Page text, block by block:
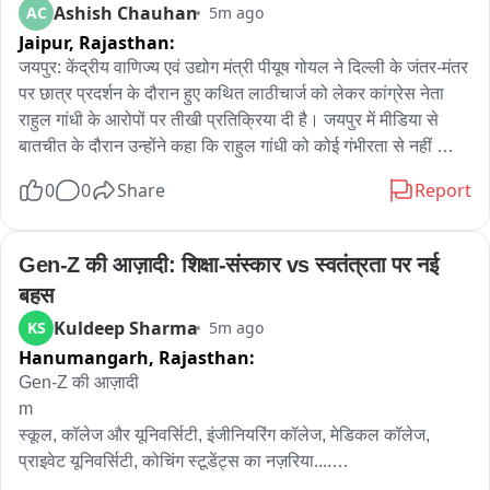
AC Ashish Chauhan 5m ago
Jaipur, Rajasthan:
जयपुर: केंद्रीय वाणिज्य एवं उद्योग मंत्री पीयूष गोयल ने दिल्ली के जंतर-मंतर
पर छात्र प्रदर्शन के दौरान हुए कथित लाठीचार्ज को लेकर कांग्रेस नेता
राहुल गांधी के आरोपों पर तीखी प्रतिक्रिया दी है। जयपुर में मीडिया से
बातचीत के दौरान उन्होंने कहा कि राहुल गांधी को कोई गंभीरता से नहीं
प्रशासन ने सही तरीके से संभाला और किसी प्रकार की कोई गलत कार्रवाई
वाले तत्व घुस गए थे, जिन्होंने आंदोलन को हाईजैक कर अराजकता फैलाने
की कोशिश की। उन्होंने कहा कि अब पूरे देश के सामने यह स्पष्ट हो चुका है
कि प्रदर्शन के दौरान क्या हुआ था। पेपर लीक पूरे देश की चुनौती झारखंड
सहित विभिन्न राज्यों में सामने आए परीक्षा विवादों और पेपर लीक की घटनाओं
पर केंद्रीय मंत्री ने कहा कि यह केवल किसी एक राज्य की समस्या नहीं,
बल्कि पूरे देश के सामने एक साझा चुनौती है। उन्होंने कहा कि केंद्र सरकार
इस विषय को गंभीरता से ले रही है और राज्यों से भी परीक्षा प्रणाली को
अधिक मजबूत और पारदर्शी बनाने का आग्रह किया गया है। उन्होंने कहा कि
सभी राज्य सरकारों को ऐसे मामलों की रोकथाम के लिए प्रभावी और सख्त
0 0 Share Report
Gen-Z की आज़ादी: शिक्षा-संस्कार vs स्वतंत्रता पर नई
बहस
KS Kuldeep Sharma 5m ago
Hanumangarh, Rajasthan:
Gen-Z की आज़ादी
m
स्कूल, कॉलेज और यूनिवर्सिटी, इंजीनियरिंग कॉलेज, मेडिकल कॉलेज,
प्राइवेट यूनिवर्सिटी, कोचिंग स्टूडेंट्स का नज़रिया....